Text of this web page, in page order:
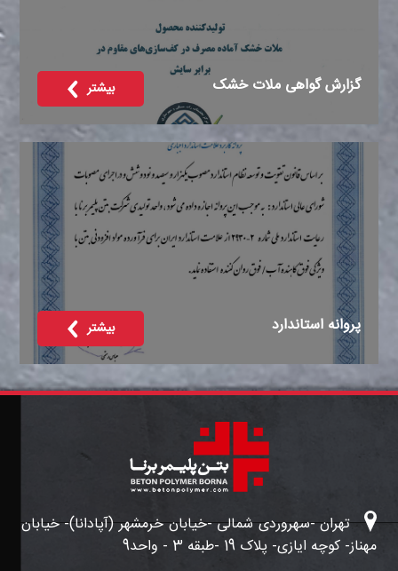
گزارش گواهی ملات خشک بیشتر
پروانه استاندارد بیشتر
تهران -سهروردی شمالی -خیابان خرمشهر (آپادانا)- خیابان
مهناز- کوچه ایازی- پلاک 19 -طبقه 3 - واحد9